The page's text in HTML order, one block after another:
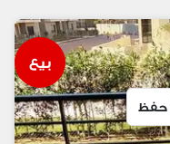
بيع
حفظ